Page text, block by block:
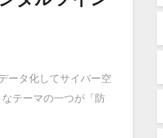
ータ化してサイバー空
テーマの一つが「防